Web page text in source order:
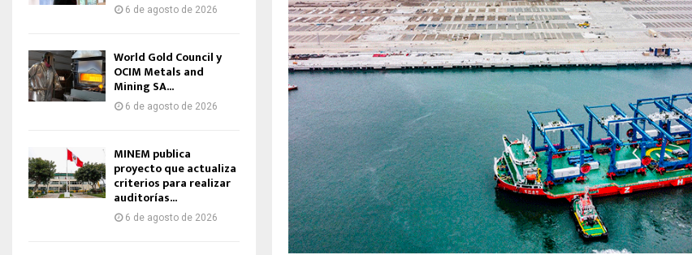
6 de agosto de 2026
World Gold Council y
OCIM Metals and
Mining SA...
6 de agosto de 2026
MINEM publica
proyecto que actualiza
criterios para realizar
auditorías...
6 de agosto de 2026